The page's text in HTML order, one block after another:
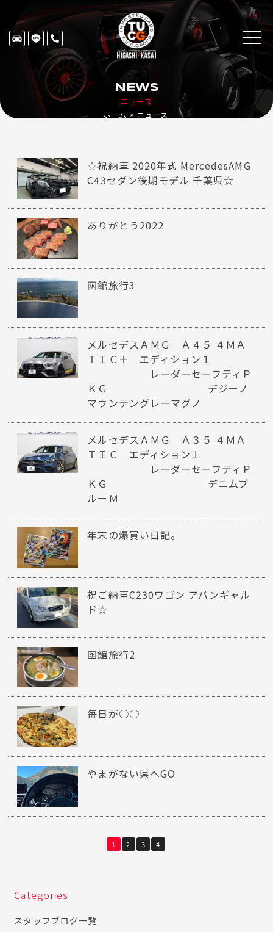
ニュース
NEWS
ホーム ニュース
☆祝納車 2020年式 MercedesAMG
C43セダン後期モデル 千葉県☆
ありがとう2022
函館旅行3
メルセデスＡＭＧ Ａ４５ ４ＭＡ
ＴＩＣ＋ エディション１
レーダーセーフティＰ
ＫＧ デジーノ
マウンテングレーマグノ
メルセデスＡＭＧ Ａ３５ ４ＭＡ
ＴＩＣ エディション１
レーダーセーフティＰ
ＫＧ デニムブ
ルーＭ
年末の爆買い日記。
祝ご納車C230ワゴン アバンギャル
ド☆
函館旅行2
毎日が○○
やまがない県へGO
1 2 3 4
Categories
スタッフブログ一覧